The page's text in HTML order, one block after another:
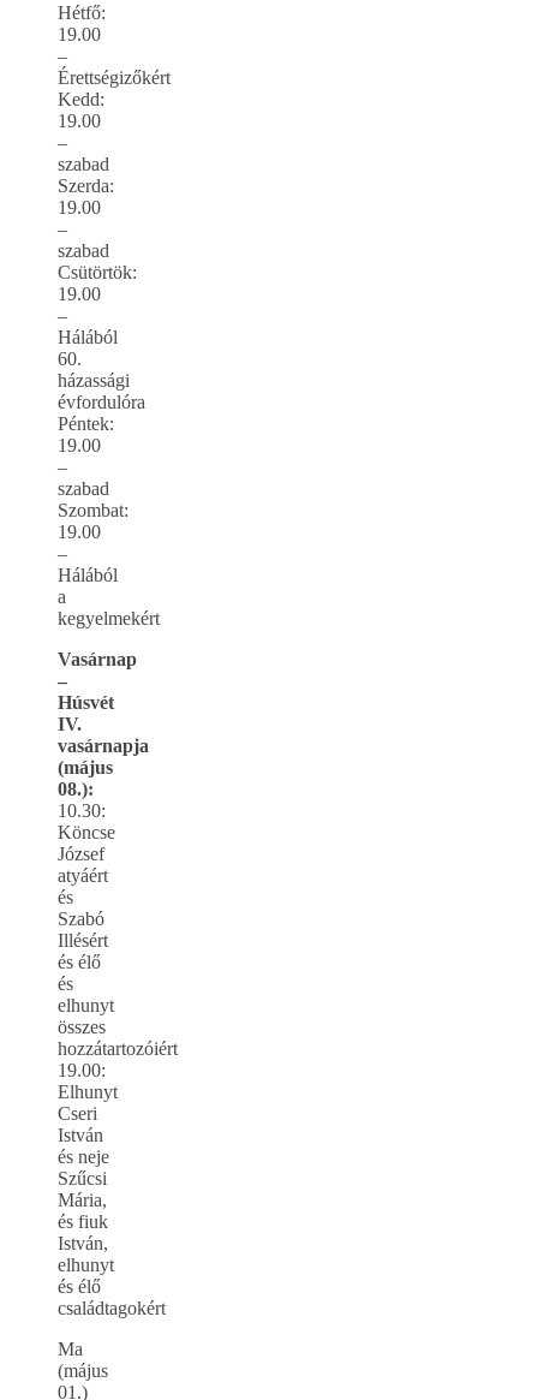
Hétfő:
19.00
–
Érettségizőkért
Kedd:
19.00
–
szabad
Szerda:
19.00
–
szabad
Csütörtök:
19.00
–
Hálából
60.
házassági
évfordulóra
Péntek:
19.00
–
szabad
Szombat:
19.00
–
Hálából
a
kegyelmekért
Vasárnap
–
Húsvét
IV.
vasárnapja
(május
08.):
10.30:
Köncse
József
atyáért
és
Szabó
Illésért
és élő
és
elhunyt
összes
hozzátartozóiért
19.00:
Elhunyt
Cseri
István
és neje
Szűcsi
Mária,
és fiuk
István,
elhunyt
és élő
családtagokért
Ma
(május
01.)